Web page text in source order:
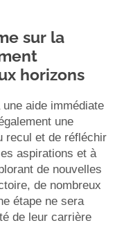
sur la
horizons
aide immédiate
une
recul et de réfléchir
aspirations et à
de nouvelles
de nombreux
étape ne sera
de leur carrière